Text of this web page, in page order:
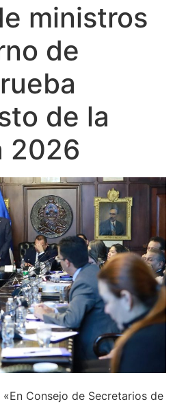
ministros
de
de la
2026
«En Consejo de Secretarios de